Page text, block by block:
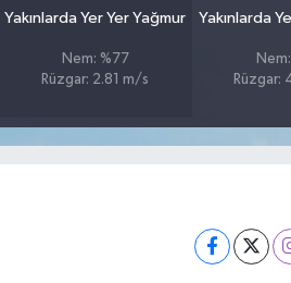
Yakınlarda Yer Yer Yağmur
Nem: %77
Rüzgar: 2.81 m/s
Yakınlarda
Rüzgar: